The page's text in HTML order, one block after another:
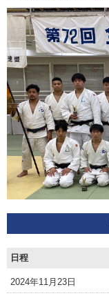
日程
2024年11月23日